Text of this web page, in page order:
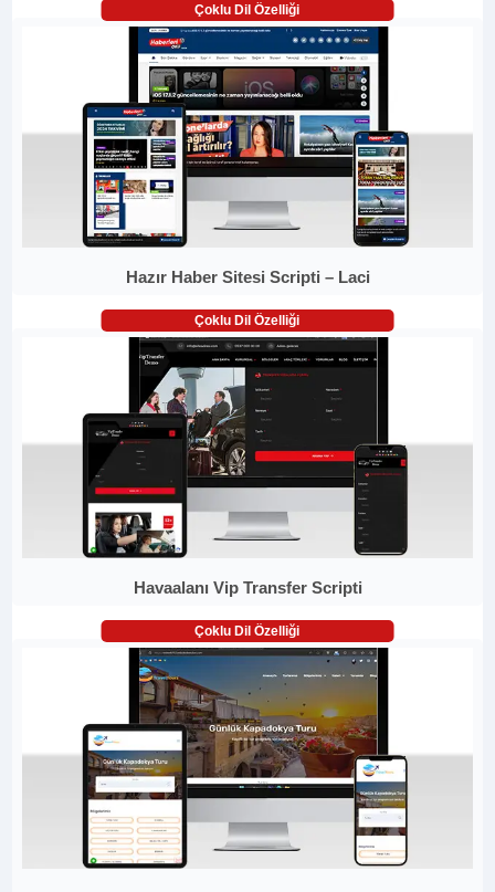
Çoklu Dil Özelliği
Hazır Haber Sitesi Scripti – Laci
Çoklu Dil Özelliği
Havaalanı Vip Transfer Scripti
Çoklu Dil Özelliği